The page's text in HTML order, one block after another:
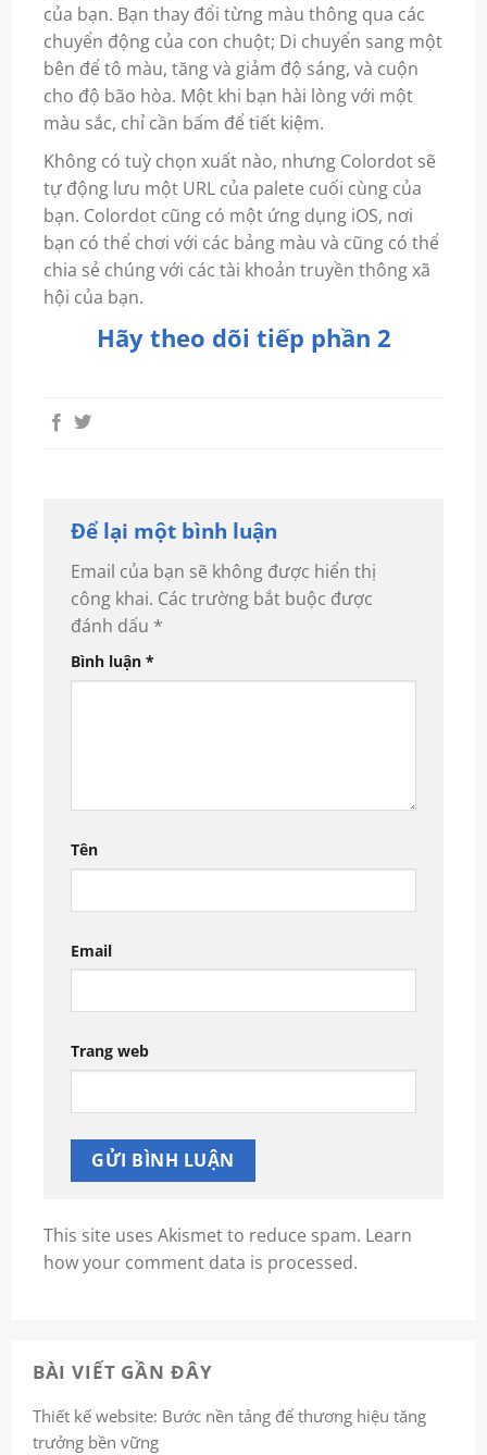
của bạn. Bạn thay đổi từng màu thông qua các
chuyển động của con chuột; Di chuyển sang một
bên để tô màu, tăng và giảm độ sáng, và cuộn
cho độ bão hòa. Một khi bạn hài lòng với một
màu sắc, chỉ cần bấm để tiết kiệm.
Không có tuỳ chọn xuất nào, nhưng Colordot sẽ
tự động lưu một URL của palete cuối cùng của
bạn. Colordot cũng có một ứng dụng iOS, nơi
bạn có thể chơi với các bảng màu và cũng có thể
chia sẻ chúng với các tài khoản truyền thông xã
hội của bạn.
Hãy theo dõi tiếp phần 2
Để lại một bình luận
Email của bạn sẽ không được hiển thị
công khai. Các trường bắt buộc được
đánh dấu *
Bình luận *
Tên
Email
Trang web
This site uses Akismet to reduce spam. Learn
how your comment data is processed.
BÀI VIẾT GẦN ĐÂY
Thiết kế website: Bước nền tảng để thương hiệu tăng
trưởng bền vững